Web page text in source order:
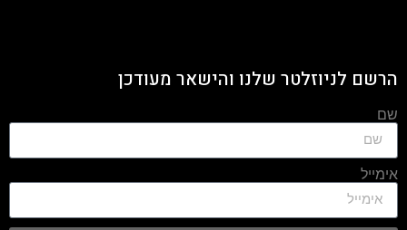
הרשם לניוזלטר שלנו והישאר מעודכן
שם
אימייל